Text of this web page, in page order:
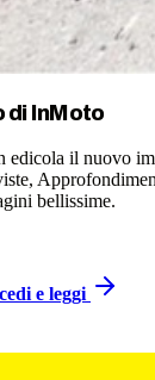
di InMoto
edicola il nuovo
bellissime.
e leggi